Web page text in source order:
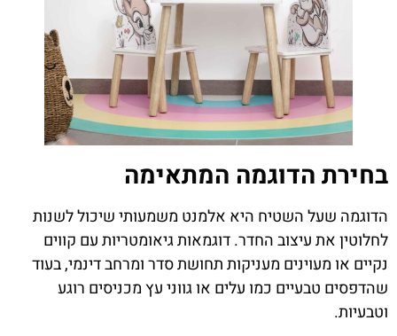
בחירת הדוגמה המתאימה
הדוגמה שעל השטיח היא אלמנט משמעותי שיכול לשנות
לחלוטין את עיצוב החדר. דוגמאות גיאומטריות עם קווים
נקיים או מעוינים מעניקות תחושת סדר ומרחב דינמי, בעוד
שהדפסים טבעיים כמו עלים או גווני עץ מכניסים רוגע
וטבעיות.